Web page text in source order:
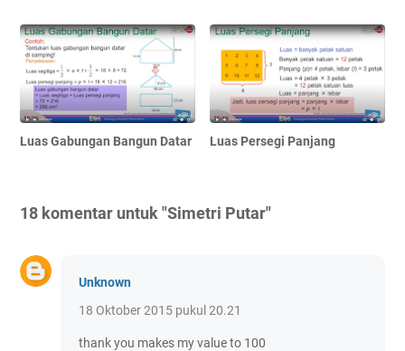
Luas Gabungan Bangun Datar Luas Persegi Panjang
18 komentar untuk "Simetri Putar"
Unknown
18 Oktober 2015 pukul 20.21
thank you makes my value to 100